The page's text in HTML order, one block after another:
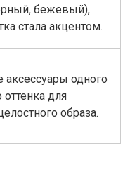
бежевый),
стала акцентом.
аксессуары одного
оттенка для
образа.